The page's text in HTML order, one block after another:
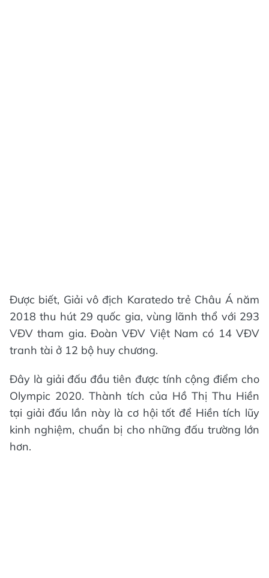
Được biết, Giải vô địch Karatedo trẻ Châu Á năm
2018 thu hút 29 quốc gia, vùng lãnh thổ với 293
VĐV tham gia. Đoàn VĐV Việt Nam có 14 VĐV
tranh tài ở 12 bộ huy chương.
Đây là giải đấu đầu tiên được tính cộng điểm cho
Olympic 2020. Thành tích của Hồ Thị Thu Hiền
tại giải đấu lần này là cơ hội tốt để Hiền tích lũy
kinh nghiệm, chuẩn bị cho những đấu trường lớn
hơn.